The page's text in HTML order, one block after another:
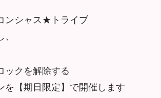
ンシャス★トライブ
ックを解除する
を【期日限定】で開催します